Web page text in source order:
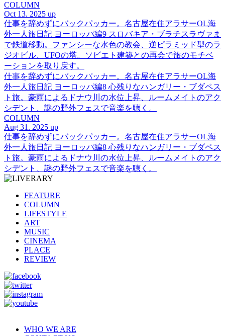
COLUMN
Oct 13. 2025 up
仕事を辞めずにバックパッカー。名古屋在住アラサーOL海
外一人旅日記 ヨーロッパ編9 スロバキア・ブラチスラヴァま
で鉄道移動。ファンシーな水色の教会、逆ピラミッド型のラ
ジオビル、UFOの塔。ソビエト建築との再会で旅のモチベ
ーションを取り戻す。
仕事を辞めずにバックパッカー。名古屋在住アラサーOL海
外一人旅日記 ヨーロッパ編8 心残りなハンガリー・ブダペス
ト旅。豪雨によるドナウ川の水位上昇、ルームメイトのアク
シデント、謎の野外フェスで音楽を聴く。
COLUMN
Aug 31. 2025 up
仕事を辞めずにバックパッカー。名古屋在住アラサーOL海
外一人旅日記 ヨーロッパ編8 心残りなハンガリー・ブダペス
ト旅。豪雨によるドナウ川の水位上昇、ルームメイトのアク
シデント、謎の野外フェスで音楽を聴く。
FEATURE
COLUMN
LIFESTYLE
ART
MUSIC
CINEMA
PLACE
REVIEW
WHO WE ARE